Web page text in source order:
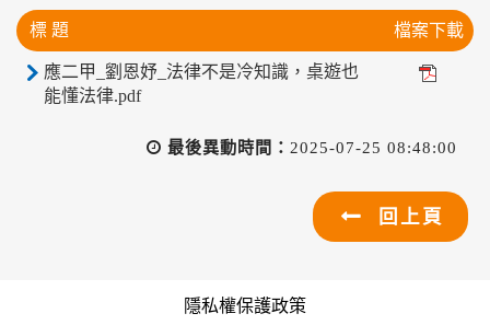
標 題 檔案下載
應二甲_劉恩妤_法律不是冷知識，桌遊也
能懂法律.pdf
最後異動時間： 2025-07-25 08:48:00
回上頁
隱私權保護政策